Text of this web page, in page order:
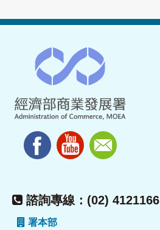
諮詢專線：(02) 4121166
署本部